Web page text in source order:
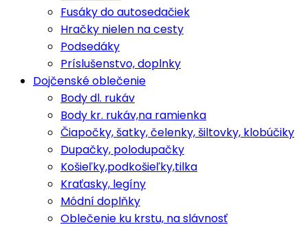
Fusáky do autosedačiek
Hračky nielen na cesty
Podsedáky
Príslušenstvo, doplnky
Dojčenské oblečenie
Body dl. rukáv
Body kr. rukáv,na ramienka
Čiapočky, šatky, čelenky, šiltovky, klobúčiky
Dupačky, polodupačky
Košieľky,podkošieľky,tilka
Kraťasky, legíny
Módní doplňky
Oblečenie ku krstu, na slávnosť